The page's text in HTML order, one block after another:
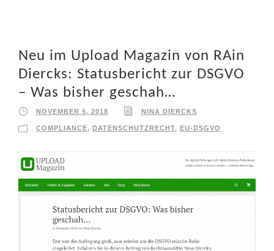
Neu im Upload Magazin von RAin
Diercks: Statusbericht zur DSGVO
– Was bisher geschah…
NOVEMBER 5, 2018 NINA DIERCKS
COMPLIANCE, DATENSCHUTZRECHT, EU-DSGVO